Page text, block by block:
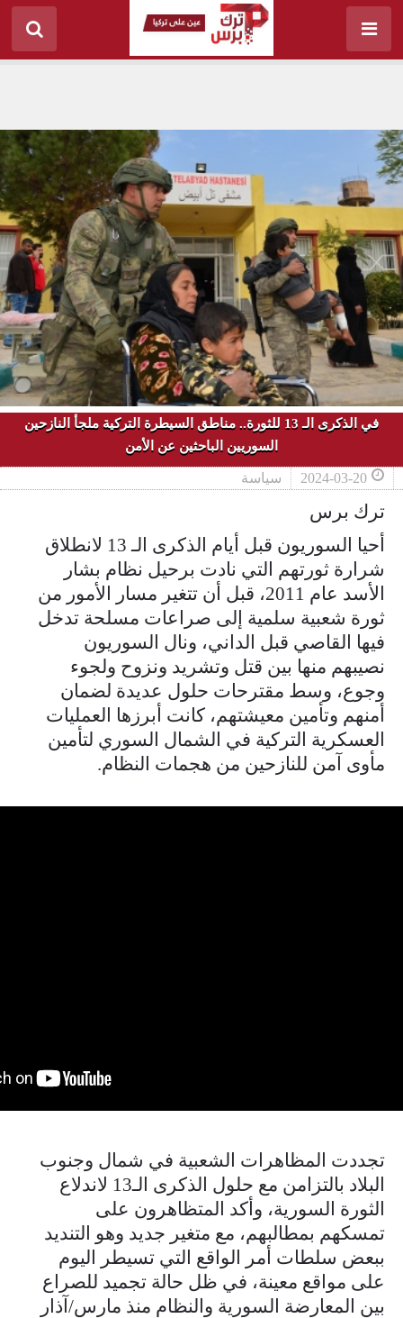
في الذكرى الـ 13 للثورة.. مناطق السيطرة التركية ملجأ النازحين
السوريين الباحثين عن الأمن
2024-03-20 سياسة
ترك برس
أحيا السوريون قبل أيام الذكرى الـ 13 لانطلاق
شرارة ثورتهم التي نادت برحيل نظام بشار
الأسد عام 2011، قبل أن تتغير مسار الأمور من
ثورة شعبية سلمية إلى صراعات مسلحة تدخل
فيها القاصي قبل الداني، ونال السوريون
نصيبهم منها بين قتل وتشريد ونزوح ولجوء
وجوع، وسط مقترحات حلول عديدة لضمان
أمنهم وتأمين معيشتهم، كانت أبرزها العمليات
العسكرية التركية في الشمال السوري لتأمين
مأوى آمن للنازحين من هجمات النظام.
تجددت المظاهرات الشعبية في شمال وجنوب
البلاد بالتزامن مع حلول الذكرى الـ13 لاندلاع
الثورة السورية، وأكد المتظاهرون على
تمسكهم بمطالبهم، مع متغير جديد وهو التنديد
ببعض سلطات أمر الواقع التي تسيطر اليوم
على مواقع معينة، في ظل حالة تجميد للصراع
بين المعارضة السورية والنظام منذ مارس/آذار